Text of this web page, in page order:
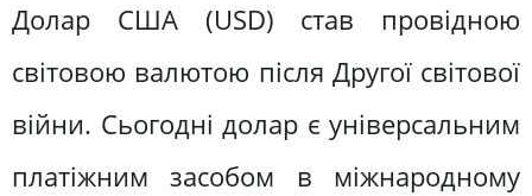
Долар США (USD) став провідною
світовою валютою після Другої світової
війни. Сьогодні долар є універсальним
платіжним засобом в міжнародному